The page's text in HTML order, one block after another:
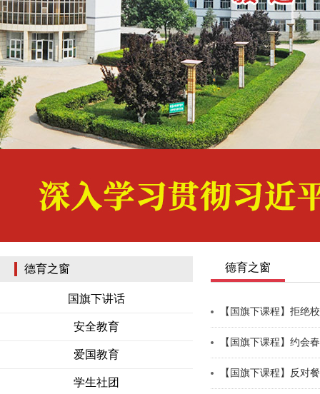
德育之窗
国旗下讲话
安全教育
爱国教育
学生社团
德育之窗
【国旗下课程】拒绝
【国旗下课程】约会
【国旗下课程】反对